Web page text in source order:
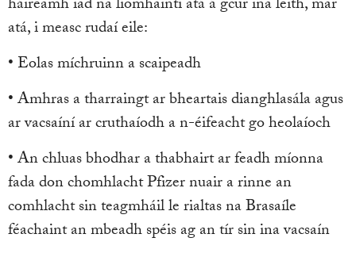
háireamh iad na líomhaintí atá á gcur ina leith, mar
atá, i measc rudaí eile:
• Eolas míchruinn a scaipeadh
• Amhras a tharraingt ar bheartais dianghlasála agus
ar vacsaíní ar cruthaíodh a n-éifeacht go heolaíoch
• An chluas bhodhar a thabhairt ar feadh míonna
fada don chomhlacht Pfizer nuair a rinne an
comhlacht sin teagmháil le rialtas na Brasaíle
féachaint an mbeadh spéis ag an tír sin ina vacsaín